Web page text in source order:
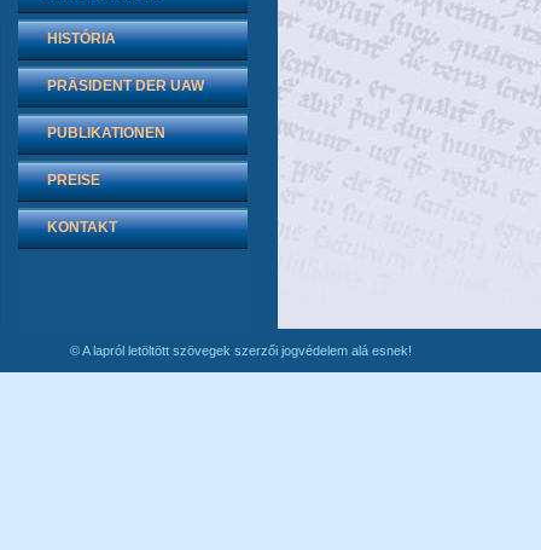
HISTÓRIA
PRÄSIDENT DER UAW
PUBLIKATIONEN
PREISE
KONTAKT
© A lapról letöltött szövegek szerzői jogvédelem alá esnek!